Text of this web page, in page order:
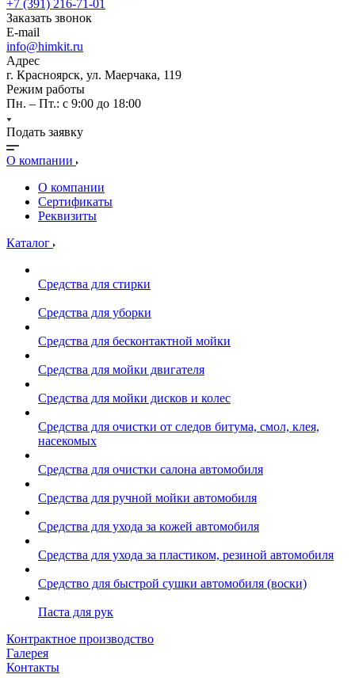
+7 (391) 216-71-01
Заказать звонок
E-mail
info@himkit.ru
Адрес
г. Красноярск, ул. Маерчака, 119
Режим работы
Пн. – Пт.: с 9:00 до 18:00
Подать заявку
О компании
О компании
Сертификаты
Реквизиты
Каталог
Средства для стирки
Средства для уборки
Средства для бесконтактной мойки
Средства для мойки двигателя
Средства для мойки дисков и колес
Средства для очистки от следов битума, смол, клея,
насекомых
Средства для очистки салона автомобиля
Средства для ручной мойки автомобиля
Средства для ухода за кожей автомобиля
Средства для ухода за пластиком, резиной автомобиля
Средство для быстрой сушки автомобиля (воски)
Паста для рук
Контрактное производство
Галерея
Контакты